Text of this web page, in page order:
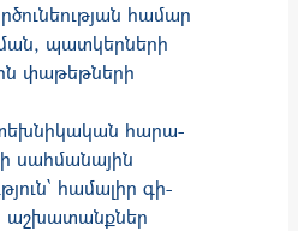
հա­մար
պատ­կեր­ների
փա­թեթ­­ների
հա­րա­
սահմանային
համալիր գի­